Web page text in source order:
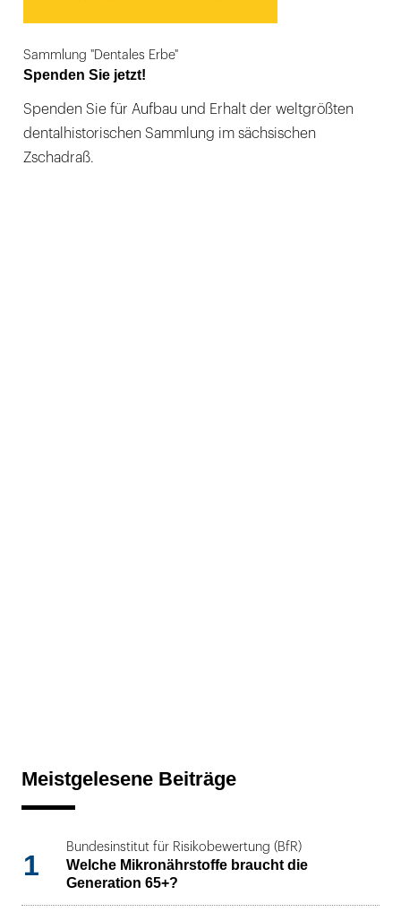
Sammlung "Dentales Erbe"
Spenden Sie jetzt!
Spenden Sie für Aufbau und Erhalt der weltgrößten
dentalhistorischen Sammlung im sächsischen
Zschadraß.
Meistgelesene Beiträge
1
Bundesinstitut für Risikobewertung (BfR)
Welche Mikronährstoffe braucht die
Generation 65+?